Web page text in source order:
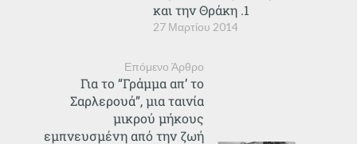
27 Μαρτίου 2014
και την Θράκη .1
Επόμενο Άρθρο
Για το “Γράμμα απ’ το
Σαρλερουά”, μια ταινία
μικρού μήκους
εμπνευσμένη από την ζωή